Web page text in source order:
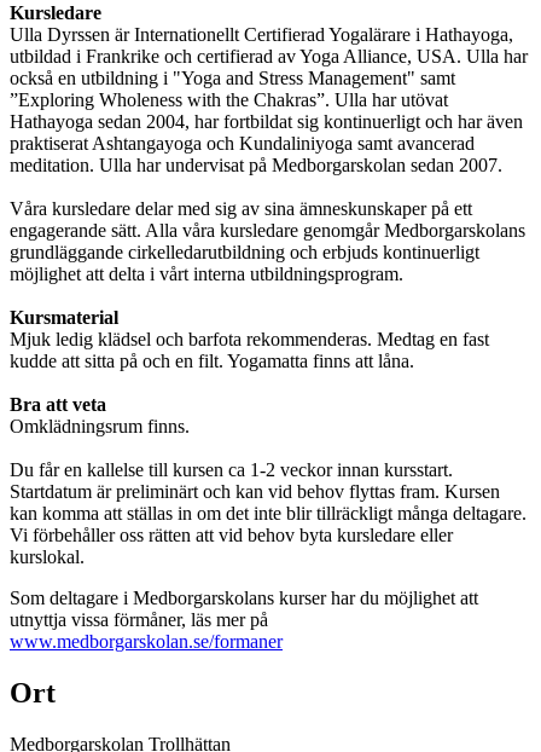
Kursledare
Ulla Dyrssen är Internationellt Certifierad Yogalärare i Hathayoga,
utbildad i Frankrike och certifierad av Yoga Alliance, USA. Ulla har
också en utbildning i "Yoga and Stress Management" samt
”Exploring Wholeness with the Chakras”. Ulla har utövat
Hathayoga sedan 2004, har fortbildat sig kontinuerligt och har även
praktiserat Ashtangayoga och Kundaliniyoga samt avancerad
meditation. Ulla har undervisat på Medborgarskolan sedan 2007.
Våra kursledare delar med sig av sina ämneskunskaper på ett
engagerande sätt. Alla våra kursledare genomgår Medborgarskolans
grundläggande cirkelledarutbildning och erbjuds kontinuerligt
möjlighet att delta i vårt interna utbildningsprogram.
Kursmaterial
Mjuk ledig klädsel och barfota rekommenderas. Medtag en fast
kudde att sitta på och en filt. Yogamatta finns att låna.
Bra att veta
Omklädningsrum finns.
Du får en kallelse till kursen ca 1-2 veckor innan kursstart.
Startdatum är preliminärt och kan vid behov flyttas fram. Kursen
kan komma att ställas in om det inte blir tillräckligt många deltagare.
Vi förbehåller oss rätten att vid behov byta kursledare eller
kurslokal.
Som deltagare i Medborgarskolans kurser har du möjlighet att
utnyttja vissa förmåner, läs mer på
www.medborgarskolan.se/formaner
Ort
Medborgarskolan Trollhättan